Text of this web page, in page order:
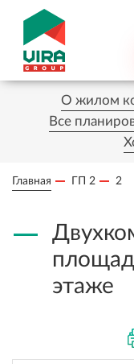
О жилом
Все
Главная ГП 2 2
этаже